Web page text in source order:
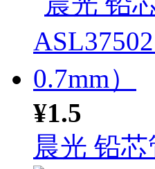
¥1.5
晨光 铅